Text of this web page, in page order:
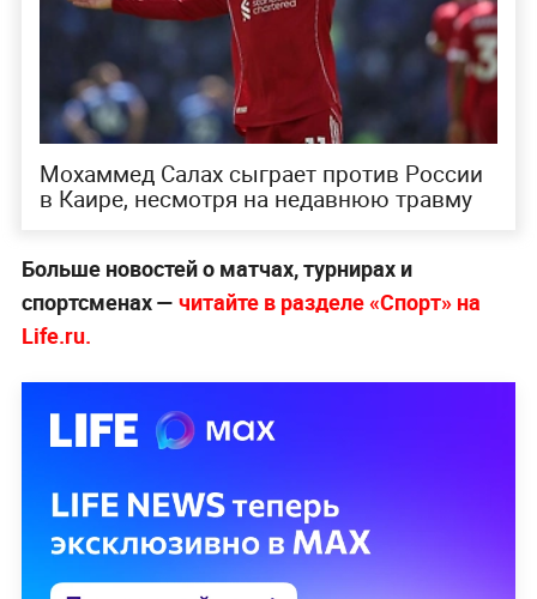
Мохаммед Салах сыграет против России
в Каире, несмотря на недавнюю травму
Больше новостей о матчах, турнирах и
спортсменах — читайте в разделе «Спорт» на
Life.ru.